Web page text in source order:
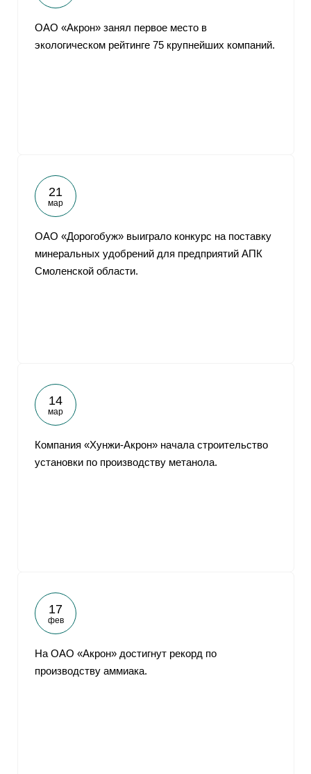
ОАО «Акрон» занял первое место в
экологическом рейтинге 75 крупнейших компаний.
21
мар
ОАО «Дорогобуж» выиграло конкурс на поставку
минеральных удобрений для предприятий АПК
Смоленской области.
14
мар
Компания «Хунжи-Акрон» начала строительство
установки по производству метанола.
17
фев
На ОАО «Акрон» достигнут рекорд по
производству аммиака.